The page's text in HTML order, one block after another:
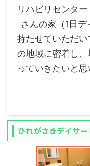
リハビリセンタ
さんの家（1日
持たせていただ
の地域に密着し
っていきたいと
ひれがさきデイサ